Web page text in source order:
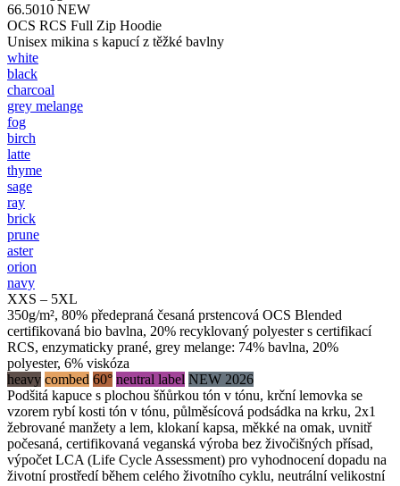
66.5010 NEW
OCS RCS Full Zip Hoodie
Unisex mikina s kapucí z těžké bavlny
white
black
charcoal
grey melange
fog
birch
latte
thyme
sage
ray
brick
prune
aster
orion
navy
XXS – 5XL
350g/m², 80% předepraná česaná prstencová OCS Blended
certifikovaná bio bavlna, 20% recyklovaný polyester s certifikací
RCS, enzymaticky prané, grey melange: 74% bavlna, 20%
polyester, 6% viskóza
heavy combed 60° neutral label NEW 2026
Podšitá kapuce s plochou šňůrkou tón v tónu, krční lemovka se
vzorem rybí kosti tón v tónu, půlměsícová podsádka na krku, 2x1
žebrované manžety a lem, klokaní kapsa, měkké na omak, uvnitř
počesaná, certifikovaná veganská výroba bez živočišných přísad,
výpočet LCA (Life Cycle Assessment) pro vyhodnocení dopadu na
životní prostředí během celého životního cyklu, neutrální velikostní